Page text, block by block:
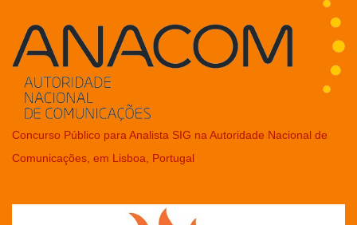
Concurso Público para Analista SIG na Autoridade Nacional de
Comunicações, em Lisboa, Portugal